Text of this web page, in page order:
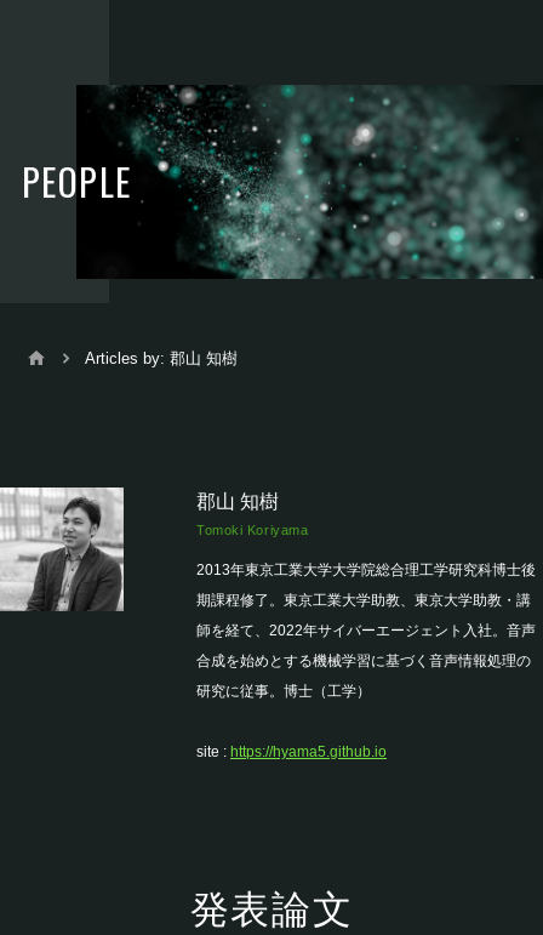
PEOPLE
Articles by: 郡山 知樹
郡山 知樹
Tomoki Koriyama
2013年東京工業大学大学院総合理工学研究科博士後
期課程修了。東京工業大学助教、東京大学助教・講
師を経て、2022年サイバーエージェント入社。音声
合成を始めとする機械学習に基づく音声情報処理の
研究に従事。博士（工学）
site : https://hyama5.github.io
発表論文